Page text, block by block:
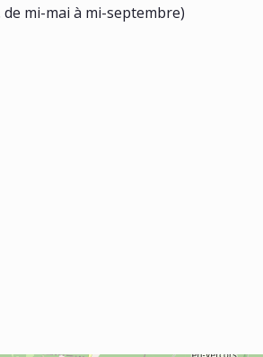
de mi-mai à mi-septembre)